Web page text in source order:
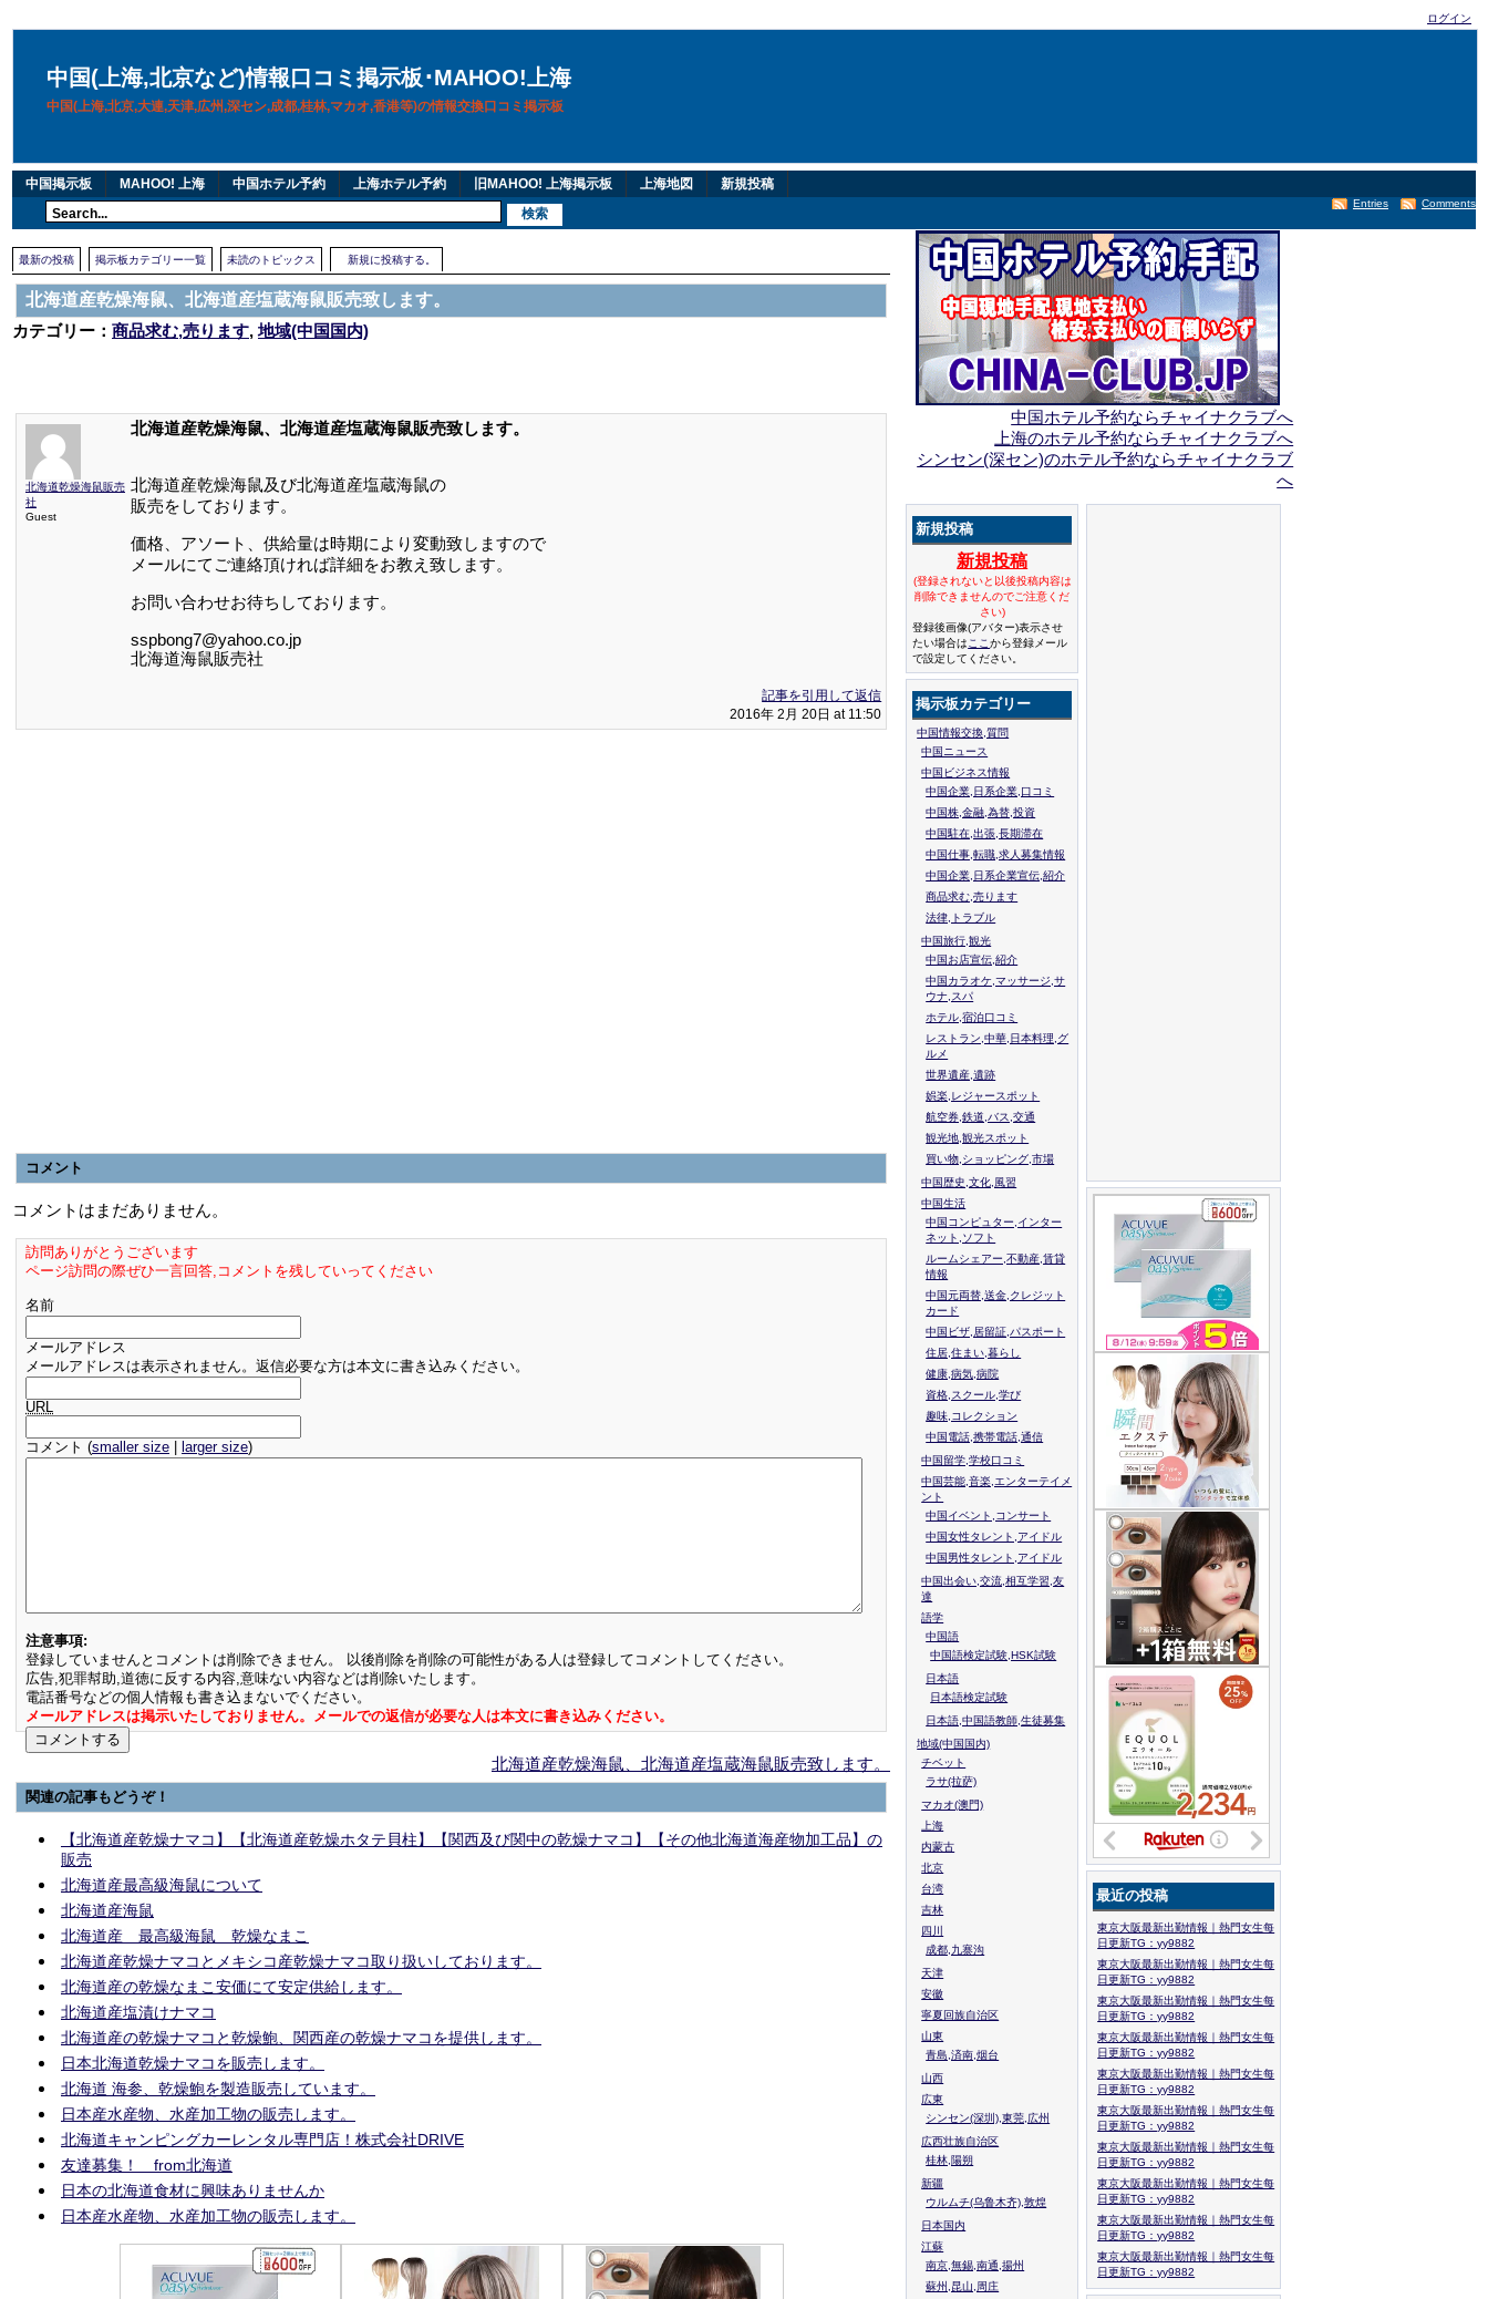
ログイン
中国(上海,北京など)情報口コミ掲示板･MAHOO!上海
中国(上海,北京,大連,天津,広州,深セン,成都,桂林,マカオ,香港等)の情報交換口コミ掲示板
中国掲示板 MAHOO! 上海 中国ホテル予約 上海ホテル予約 旧MAHOO! 上海掲示板 上海地図 新規投稿
Comments
Entries
最新の投稿 掲示板カテゴリー一覧 未読のトピックス 新規に投稿する。
北海道産乾燥海鼠、北海道産塩蔵海鼠販売致します。
カテゴリー： 商品求む,売ります,地域(中国国内)
北海道乾燥海鼠販売
社
Guest
北海道産乾燥海鼠、北海道産塩蔵海鼠販売致します。
北海道産乾燥海鼠及び北海道産塩蔵海鼠の
販売をしております。
価格、アソート、供給量は時期により変動致しますので
メールにてご連絡頂ければ詳細をお教え致します。
お問い合わせお待ちしております。
sspbong7@yahoo.co.jp
北海道海鼠販売社
記事を引用して返信
2016年 2月 20日 at 11:50
コメント
コメントはまだありません。
訪問ありがとうございます
ページ訪問の際ぜひ一言回答,コメントを残していってください
名前
メールアドレス
メールアドレスは表示されません。返信必要な方は本文に書き込みください。
URL
コメント (smaller size larger size)
注意事項:
登録していませんとコメントは削除できません。 以後削除を削除の可能性がある人は登録してコメントしてください。
広告,犯罪幇助,道徳に反する内容,意味ない内容などは削除いたします。
電話番号などの個人情報も書き込まないでください。
メールアドレスは掲示いたしておりません。メールでの返信が必要な人は本文に書き込みください。
北海道産乾燥海鼠、北海道産塩蔵海鼠販売致します。
関連の記事もどうぞ！
【北海道産乾燥ナマコ】【北海道産乾燥ホタテ貝柱】【関西及び関中の乾燥ナマコ】【その他北海道海産物加工品】の
販売
北海道産最高級海鼠について
北海道産海鼠
北海道産 最高級海鼠 乾燥なまこ
北海道産乾燥ナマコとメキシコ産乾燥ナマコ取り扱いしております。
北海道産の乾燥なまこ安価にて安定供給します。
北海道産塩漬けナマコ
北海道産の乾燥ナマコと乾燥鮑、関西産の乾燥ナマコを提供します。
日本北海道乾燥ナマコを販売します。
北海道 海参、乾燥鮑を製造販売しています。
日本産水産物、水産加工物の販売します。
北海道キャンピングカーレンタル専門店！株式会社DRIVE
友達募集！ from北海道
日本の北海道食材に興味ありませんか
日本産水産物、水産加工物の販売します。
中国ホテル予約ならチャイナクラブへ
上海のホテル予約ならチャイナクラブへ
シンセン(深セン)のホテル予約ならチャイナクラブ
へ
新規投稿
新規投稿
(登録されないと以後投稿内容は
削除できませんのでご注意くだ
さい)
登録後画像(アバター)表示させ
たい場合は ここから登録メール
で設定してください。
掲示板カテゴリー
中国情報交換,質問
中国ニュース
中国ビジネス情報
中国企業,日系企業,口コミ
中国株,金融,為替,投資
中国駐在,出張,長期滞在
中国仕事,転職,求人募集情報
中国企業,日系企業宣伝,紹介
商品求む,売ります
法律,トラブル
中国旅行,観光
中国お店宣伝,紹介
中国カラオケ,マッサージ,サ
ウナ,スパ
ホテル,宿泊口コミ
レストラン,中華,日本料理,グ
ルメ
世界遺産,遺跡
娯楽,レジャースポット
航空券,鉄道,バス,交通
観光地,観光スポット
買い物,ショッピング,市場
中国歴史,文化,風習
中国生活
中国コンピュター,インター
ネット,ソフト
ルームシェアー,不動産,賃貸
情報
中国元両替,送金,クレジット
カード
中国ビザ,居留証,パスポート
住居,住まい,暮らし
健康,病気,病院
資格,スクール,学び
趣味,コレクション
中国電話,携帯電話,通信
中国留学,学校口コミ
中国芸能,音楽,エンターテイメ
ント
中国イベント,コンサート
中国女性タレント,アイドル
中国男性タレント,アイドル
中国出会い,交流,相互学習,友
達
語学
中国語
中国語検定試験,HSK試験
日本語
日本語検定試験
日本語,中国語教師,生徒募集
地域(中国国内)
チベット
ラサ(拉萨)
マカオ(澳門)
上海
内蒙古
北京
台湾
吉林
四川
成都,九寨沟
天津
安徽
寧夏回族自治区
山東
青島,済南,烟台
山西
広東
シンセン(深圳),東莞,広州
広西壮族自治区
桂林,陽朔
新疆
ウルムチ(乌鲁木齐),敦煌
日本国内
江蘇
南京,無錫,南通,揚州
蘇州,昆山,周庄
最近の投稿
東京大阪最新出勤情報｜熱門女生每
日更新TG：yy9882
東京大阪最新出勤情報｜熱門女生每
日更新TG：yy9882
東京大阪最新出勤情報｜熱門女生每
日更新TG：yy9882
東京大阪最新出勤情報｜熱門女生每
日更新TG：yy9882
東京大阪最新出勤情報｜熱門女生每
日更新TG：yy9882
東京大阪最新出勤情報｜熱門女生每
日更新TG：yy9882
東京大阪最新出勤情報｜熱門女生每
日更新TG：yy9882
東京大阪最新出勤情報｜熱門女生每
日更新TG：yy9882
東京大阪最新出勤情報｜熱門女生每
日更新TG：yy9882
東京大阪最新出勤情報｜熱門女生每
日更新TG：yy9882